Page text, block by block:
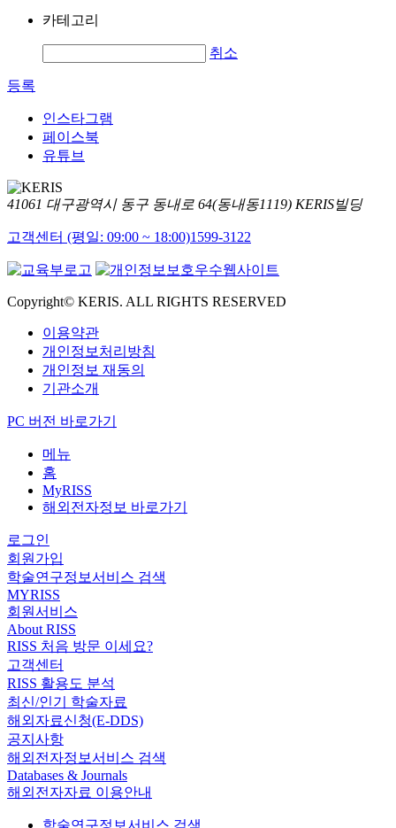
카테고리
취소
등록
인스타그램
페이스북
유튜브
41061 대구광역시 동구 동내로 64(동내동1119) KERIS빌딩
고객센터 (평일: 09:00 ~ 18:00)1599-3122
Copyright© KERIS. ALL RIGHTS RESERVED
이용약관
개인정보처리방침
개인정보 재동의
기관소개
PC 버전 바로가기
메뉴
홈
MyRISS
해외전자정보 바로가기
로그인
회원가입
학술연구정보서비스 검색
MYRISS
회원서비스
About RISS
RISS 처음 방문 이세요?
고객센터
RISS 활용도 분석
최신/인기 학술자료
해외자료신청(E-DDS)
공지사항
해외전자정보서비스 검색
Databases & Journals
해외전자자료 이용안내